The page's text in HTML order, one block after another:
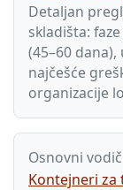
Detaljan
skladišta:
(45–60
najčešće
organizacije
Osnovni vodič
Kontejneri